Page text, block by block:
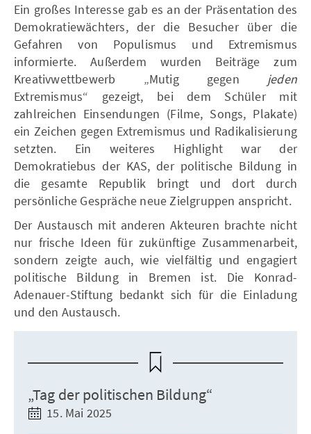
Ein großes Interesse gab es an der Präsentation des
Demokratiewächters, der die Besucher über die
Gefahren von Populismus und Extremismus
informierte. Außerdem wurden Beiträge zum
Kreativwettbewerb „Mutig gegen jeden
Extremismus“ gezeigt, bei dem Schüler mit
zahlreichen Einsendungen (Filme, Songs, Plakate)
ein Zeichen gegen Extremismus und Radikalisierung
setzten. Ein weiteres Highlight war der
Demokratiebus der KAS, der politische Bildung in
die gesamte Republik bringt und dort durch
persönliche Gespräche neue Zielgruppen anspricht.
Der Austausch mit anderen Akteuren brachte nicht
nur frische Ideen für zukünftige Zusammenarbeit,
sondern zeigte auch, wie vielfältig und engagiert
politische Bildung in Bremen ist. Die Konrad-
Adenauer-Stiftung bedankt sich für die Einladung
und den Austausch.
„Tag der politischen Bildung“
15. Mai 2025